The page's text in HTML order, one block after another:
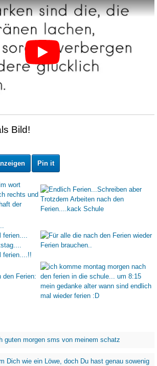
Bild!
Pin it
guten morgen sms von meinem schatz
Dich wie ein Löwe, doch Du hast genau sowenig